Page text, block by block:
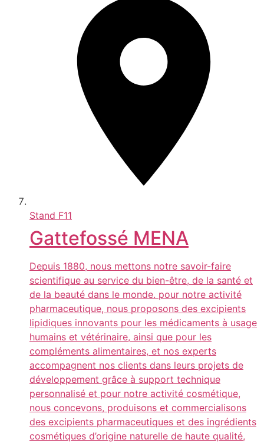
Stand F11
Gattefossé MENA
Depuis 1880, nous mettons notre savoir-faire
scientifique au service du bien-être, de la santé et
de la beauté dans le monde. pour notre activité
pharmaceutique, nous proposons des excipients
lipidiques innovants pour les médicaments à usage
humains et vétérinaire, ainsi que pour les
compléments alimentaires, et nos experts
accompagnent nos clients dans leurs projets de
développement grâce à support technique
personnalisé et pour notre activité cosmétique,
nous concevons, produisons et commercialisons
des excipients pharmaceutiques et des ingrédients
cosmétiques d’origine naturelle de haute qualité,